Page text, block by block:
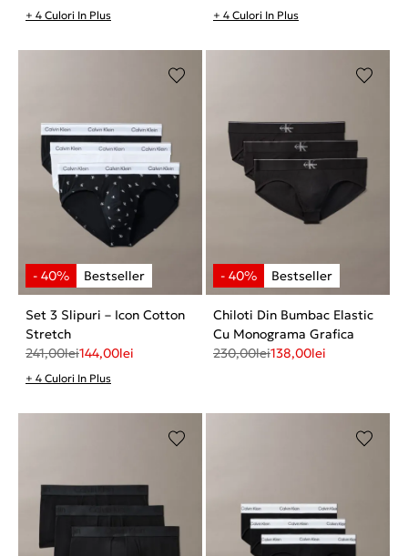
+ 4 Culori In Plus + 4 Culori In Plus
Set 3 Slipuri – Icon Cotton
Stretch
241,00lei144,00lei
+ 4 Culori In Plus
Chiloti Din Bumbac Elastic
Cu Monograma Grafica
230,00lei138,00lei